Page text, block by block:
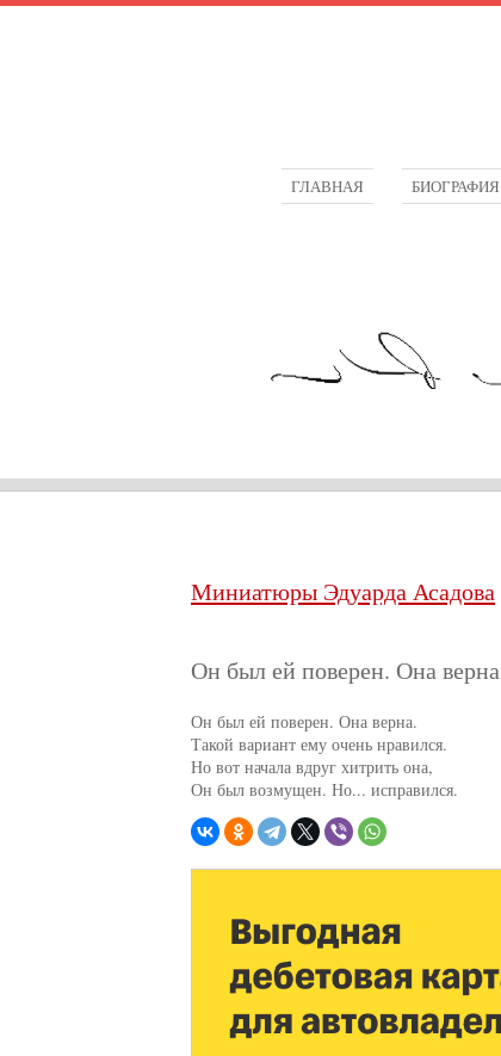
ГЛАВНАЯ БИОГРАФИЯ
Миниатюры Эдуарда Асадова
Он был ей поверен. Она верна
Он был ей поверен. Она верна.
Такой вариант ему очень нравился.
Но вот начала вдруг хитрить она,
Он был возмущен. Но... исправился.